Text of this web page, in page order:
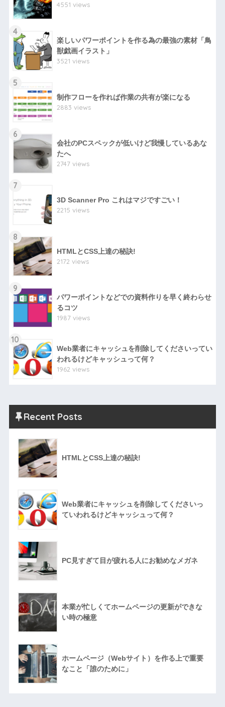
4551 views
4
楽しいパワーポイントを作る為の最強の素材「鳥
獣戯画イラスト」
3521 views
5
制作フローを作れば作業の共有が楽になる
2883 views
6
会社のPCスペックが低いけど我慢しているあな
たへ
2747 views
7
3D Scanner Pro これはマジですごい！
2215 views
8
HTMLとCSS上達の秘訣!
2172 views
9
パワーポイントなどでの資料作りを早く終わらせ
るコツ
1987 views
10
Web業者にキャッシュを削除してくださいってい
われるけどキャッシュって何？
1962 views
Recent Posts
HTMLとCSS上達の秘訣!
Web業者にキャッシュを削除してくださいっ
ていわれるけどキャッシュって何？
PC見すぎて目が疲れる人にお勧めなメガネ
本業が忙しくてホームページの更新ができな
い時の極意
ホームページ（Webサイト）を作る上で重要
なこと「誰のために」